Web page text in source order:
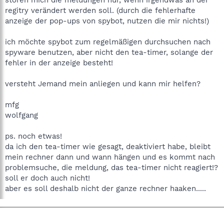
regitry verändert werden soll. (durch die fehlerhafte
anzeige der pop-ups von spybot, nutzen die mir nichts!)
ich möchte spybot zum regelmäßigen durchsuchen nach
spyware benutzen, aber nicht den tea-timer, solange der
fehler in der anzeige besteht!
versteht Jemand mein anliegen und kann mir helfen?
mfg
wolfgang
ps. noch etwas!
da ich den tea-timer wie gesagt, deaktiviert habe, bleibt
mein rechner dann und wann hängen und es kommt nach
problemsuche, die meldung, das tea-timer nicht reagiert!?
soll er doch auch nicht!
aber es soll deshalb nicht der ganze rechner haaken.....